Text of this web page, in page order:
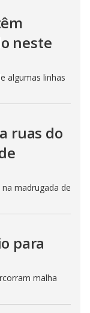
neste
algumas linhas
ruas do
madrugada de
para
malha